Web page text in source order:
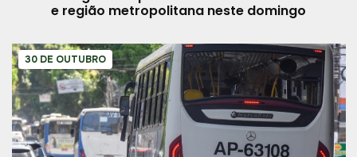
e região metropolitana neste domingo
30 DE OUTUBRO